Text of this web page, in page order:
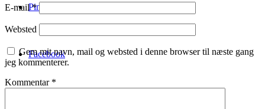
Pinterest
Facebook
E-mail*
Websted
Gem mit navn, mail og websted i denne browser til næste gang
jeg kommenterer.
Kommentar *